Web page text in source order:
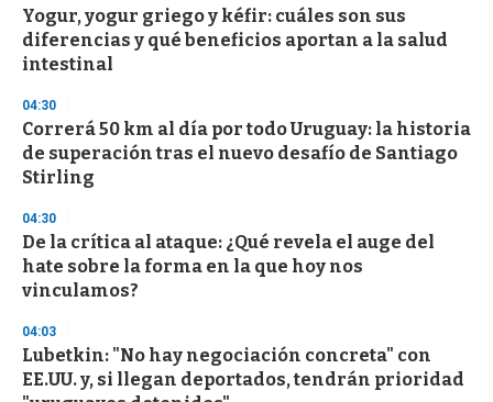
Yogur, yogur griego y kéfir: cuáles son sus
diferencias y qué beneficios aportan a la salud
intestinal
04:30
Correrá 50 km al día por todo Uruguay: la historia
de superación tras el nuevo desafío de Santiago
Stirling
04:30
De la crítica al ataque: ¿Qué revela el auge del
hate sobre la forma en la que hoy nos
vinculamos?
04:03
Lubetkin: "No hay negociación concreta" con
EE.UU. y, si llegan deportados, tendrán prioridad